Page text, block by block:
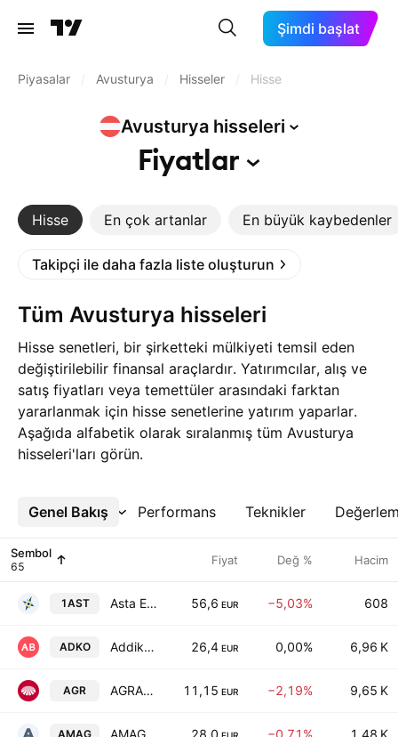
Şimdi başlat
Piyasalar Avusturya Hisseler Hisse
Avusturya hisseleri
Fiyatlar
Hisse En çok artanlar En büyük kaybedenler
Takipçi ile daha fazla liste oluşturun
Tüm Avusturya hisseleri
Hisse senetleri, bir şirketteki mülkiyeti temsil eden
değiştirilebilir finansal araçlardır. Yatırımcılar, alış ve
satış fiyatları veya temettüler arasındaki farktan
yararlanmak için hisse senetlerine yatırım yaparlar.
Aşağıda alfabetik olarak sıralanmış tüm Avusturya
hisseleri'ları görün.
Genel Bakış Performans Teknikler
Daha Fazla
Sembol Fiyat Değ % Hacim
1AST Asta Energy Solutions AG 56,6 EUR −5,03% 608
ADKO Addiko Bank AG 26,4 EUR 0,00% 6,96 K
AGR AGRANA Beteiligungs-AG 11,15 EUR −2,19% 9,65 K
AMAG AMAG Austria Metall AG 28,0 −0,71% 1,48 K